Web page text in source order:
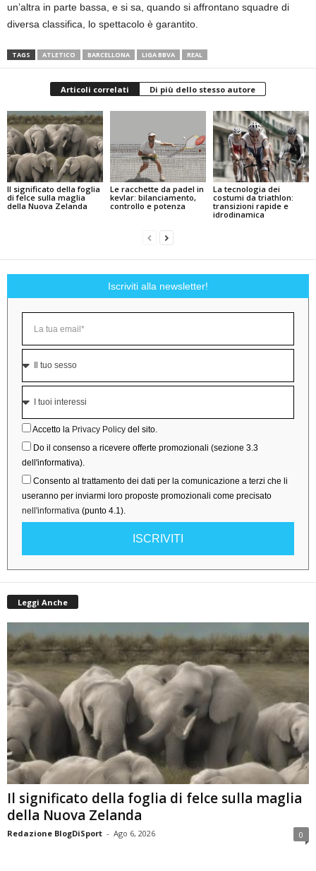
un’altra in parte bassa, e si sa, quando si affrontano squadre di
diversa classifica, lo spettacolo è garantito.
TAGS ATLETICO BARCELLONA LIGA BBVA REAL
Articoli correlati Di più dello stesso autore
Il significato della foglia
di felce sulla maglia
della Nuova Zelanda
Le racchette da padel in
kevlar: bilanciamento,
controllo e potenza
La tecnologia dei
costumi da triathlon:
transizioni rapide e
idrodinamica
Iscriviti alla newsletter!
Accetto la Privacy Policy del sito.
Do il consenso a ricevere offerte promozionali (sezione 3.3
dell'informativa).
Consento al trattamento dei dati per la comunicazione a terzi che li
useranno per inviarmi loro proposte promozionali come precisato
nell'informativa (punto 4.1).
ISCRIVITI
Leggi Anche
Il significato della foglia di felce sulla maglia
della Nuova Zelanda
Redazione BlogDiSport - Ago 6, 2026 0